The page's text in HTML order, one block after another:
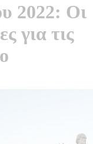
2022: Οι
για τις